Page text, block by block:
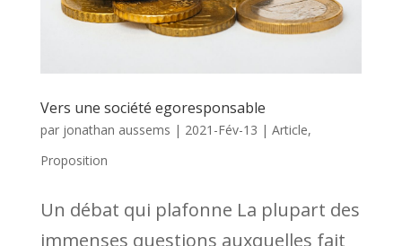
Vers une société egoresponsable
par jonathan aussems | 2021-Fév-13 | Article,
Proposition
Un débat qui plafonne La plupart des
immenses questions auxquelles fait